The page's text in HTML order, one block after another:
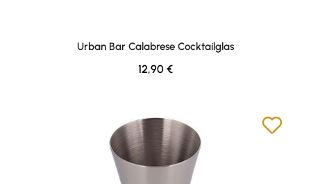
Urban Bar Calabrese Cocktailglas
Regulärer Preis:
12,90 €